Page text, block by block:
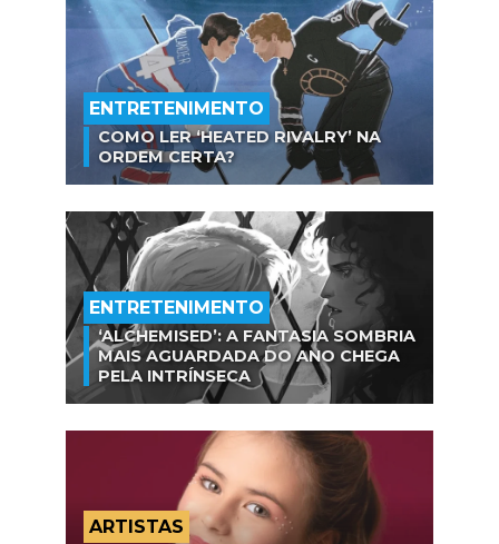
ENTRETENIMENTO
COMO LER ‘HEATED RIVALRY’ NA
ORDEM CERTA?
ENTRETENIMENTO
‘ALCHEMISED’: A FANTASIA SOMBRIA
MAIS AGUARDADA DO ANO CHEGA
PELA INTRÍNSECA
ARTISTAS